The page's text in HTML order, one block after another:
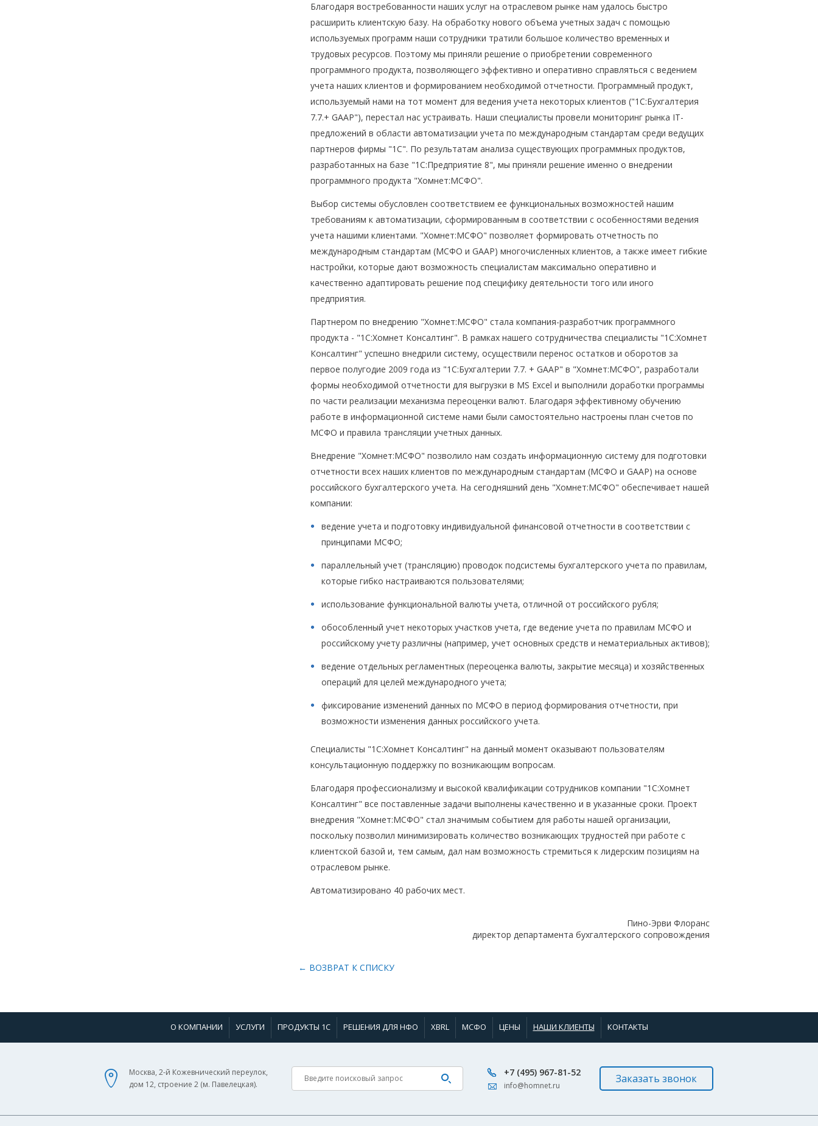
Благодаря востребованности наших услуг на отраслевом рынке нам удалось быстро
расширить клиентскую базу. На обработку нового объема учетных задач с помощью
используемых программ наши сотрудники тратили большое количество временных и
трудовых ресурсов. Поэтому мы приняли решение о приобретении современного
программного продукта, позволяющего эффективно и оперативно справляться с ведением
учета наших клиентов и формированием необходимой отчетности. Программный продукт,
используемый нами на тот момент для ведения учета некоторых клиентов ("1С:Бухгалтерия
7.7.+ GAAP"), перестал нас устраивать. Наши специалисты провели мониторинг рынка IT-
предложений в области автоматизации учета по международным стандартам среди ведущих
партнеров фирмы "1С". По результатам анализа существующих программных продуктов,
разработанных на базе "1С:Предприятие 8", мы приняли решение именно о внедрении
программного продукта "Хомнет:МСФО".
Выбор системы обусловлен соответствием ее функциональных возможностей нашим
требованиям к автоматизации, сформированным в соответствии с особенностями ведения
учета нашими клиентами. "Хомнет:МСФО" позволяет формировать отчетность по
международным стандартам (МСФО и GAAP) многочисленных клиентов, а также имеет гибкие
настройки, которые дают возможность специалистам максимально оперативно и
качественно адаптировать решение под специфику деятельности того или иного
предприятия.
Партнером по внедрению "Хомнет:МСФО" стала компания-разработчик программного
продукта - "1С:Хомнет Консалтинг". В рамках нашего сотрудничества специалисты "1С:Хомнет
Консалтинг" успешно внедрили систему, осуществили перенос остатков и оборотов за
первое полугодие 2009 года из "1С:Бухгалтерии 7.7. + GAAP" в "Хомнет:МСФО", разработали
формы необходимой отчетности для выгрузки в MS Excel и выполнили доработки программы
по части реализации механизма переоценки валют. Благодаря эффективному обучению
работе в информационной системе нами были самостоятельно настроены план счетов по
МСФО и правила трансляции учетных данных.
Внедрение "Хомнет:МСФО" позволило нам создать информационную систему для подготовки
отчетности всех наших клиентов по международным стандартам (МСФО и GAAP) на основе
российского бухгалтерского учета. На сегодняшний день "Хомнет:МСФО" обеспечивает нашей
компании:
ведение учета и подготовку индивидуальной финансовой отчетности в соответствии с
принципами МСФО;
параллельный учет (трансляцию) проводок подсистемы бухгалтерского учета по правилам,
которые гибко настраиваются пользователями;
использование функциональной валюты учета, отличной от российского рубля;
обособленный учет некоторых участков учета, где ведение учета по правилам МСФО и
российскому учету различны (например, учет основных средств и нематериальных активов);
ведение отдельных регламентных (переоценка валюты, закрытие месяца) и хозяйственных
операций для целей международного учета;
фиксирование изменений данных по МСФО в период формирования отчетности, при
возможности изменения данных российского учета.
Специалисты "1С:Хомнет Консалтинг" на данный момент оказывают пользователям
консультационную поддержку по возникающим вопросам.
Благодаря профессионализму и высокой квалификации сотрудников компании "1С:Хомнет
Консалтинг" все поставленные задачи выполнены качественно и в указанные сроки. Проект
внедрения "Хомнет:МСФО" стал значимым событием для работы нашей организации,
поскольку позволил минимизировать количество возникающих трудностей при работе с
клиентской базой и, тем самым, дал нам возможность стремиться к лидерским позициям на
отраслевом рынке.
Автоматизировано 40 рабочих мест.
Пино-Эрви Флоранс
директор департамента бухгалтерского сопровождения
← ВОЗВРАТ К СПИСКУ
О КОМПАНИИ УСЛУГИ ПРОДУКТЫ 1С РЕШЕНИЯ ДЛЯ НФО XBRL МСФО ЦЕНЫ НАШИ КЛИЕНТЫ КОНТАКТЫ
Москва, 2-й Кожевнический переулок,
дом 12, строение 2 (м. Павелецкая).
+7 (495) 967-81-52
info@homnet.ru
Заказать звонок